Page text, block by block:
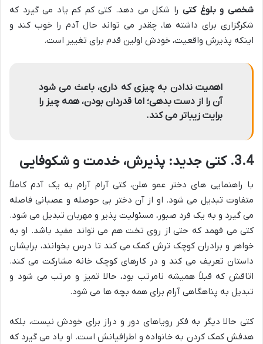
شخصی و بلوغ کتیرا شکل می دهد. کتی کم کم یاد می گیرد که
شکرگزاری برای داشته ها، چقدر می تواند حال آدم را خوب کند و
اینکه پذیرش واقعیت، خودش اولین قدم برای تغییر است.
اهمیت ندادن به چیزی که داری، باعث می شود
آن را از دست بدهی؛ اما قدردان بودن، همه چیز را
برایت زیباتر می کند.
3.4. کتی جدید: پذیرش، خدمت و شکوفایی
با راهنمایی های دختر عمو هلن، کتی آرام آرام به یک آدم کاملاً
متفاوت تبدیل می شود. او از آن دختر بی حوصله و عصبانی فاصله
می گیرد و به یک فرد صبور، مسئولیت پذیر و مهربان تبدیل می شود.
کتی می فهمد که حتی از روی تخت هم می تواند مفید باشد. او به
خواهر و برادران کوچک ترش کمک می کند تا درس بخوانند، برایشان
داستان تعریف می کند و در کارهای کوچک خانه مشارکت می کند.
اتاقش که قبلاً همیشه نامرتب بود، حالا تمیز و مرتب می شود و
تبدیل به پناهگاهی آرام برای همه بچه ها می شود.
کتی حالا دیگر به فکر رویاهای دور و دراز برای خودش نیست، بلکه
هدفش کمک کردن به خانواده و اطرافیانش است. او یاد می گیرد که